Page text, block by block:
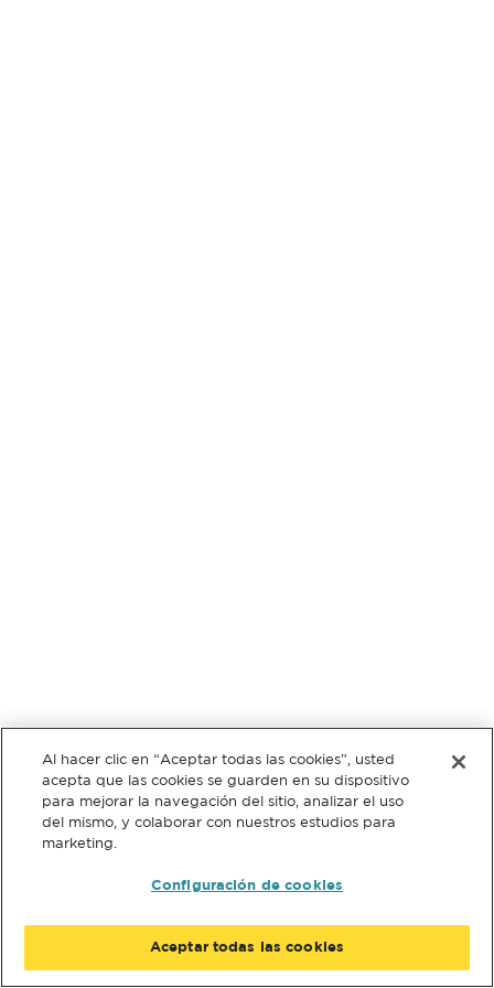
Al hacer clic en “Aceptar todas las cookies”, usted
acepta que las cookies se guarden en su dispositivo
para mejorar la navegación del sitio, analizar el uso
del mismo, y colaborar con nuestros estudios para
marketing.
Configuración de cookies
Aceptar todas las cookies